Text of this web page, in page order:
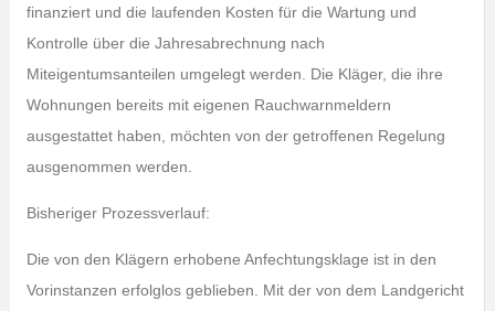
finanziert und die laufenden Kosten für die Wartung und
Kontrolle über die Jahresabrechnung nach
Miteigentumsanteilen umgelegt werden. Die Kläger, die ihre
Wohnungen bereits mit eigenen Rauchwarnmeldern
ausgestattet haben, möchten von der getroffenen Regelung
ausgenommen werden.
Bisheriger Prozessverlauf:
Die von den Klägern erhobene Anfechtungsklage ist in den
Vorinstanzen erfolglos geblieben. Mit der von dem Landgericht